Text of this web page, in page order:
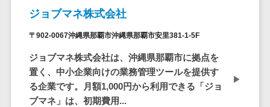
BPMツール>
ChatGPTサービス>
ワークフローシステム>
マニュアル作成ツール>
物品管理システム>
FAQシステム
ション
オンラインス
トレージ（ファ
イル共有）
ファイル転送
ジョブマネ株式会社
〒902-0067沖縄県那覇市沖縄県那覇市安里381-1-5F
ジョブマネ株式会社は、沖縄県那覇市に拠点を
置く、中小企業向けの業務管理ツールを提供す
る企業です。月額1,000円から利用できる「ジョ
ブマネ」は、初期費用...